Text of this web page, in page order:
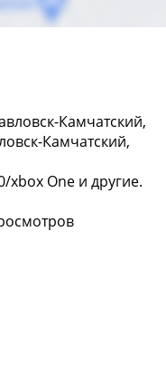
Камчатский,
Камчатский,
One и другие.